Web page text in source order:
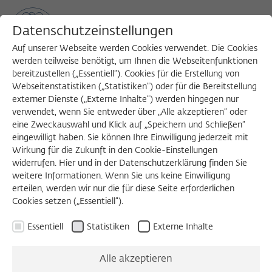
MENU
Search
Datenschutzeinstellungen
Auf unserer Webseite werden Cookies verwendet. Die Cookies
werden teilweise benötigt, um Ihnen die Webseitenfunktionen
bereitzustellen („Essentiell“). Cookies für die Erstellung von
Webseitenstatistiken („Statistiken“) oder für die Bereitstellung
externer Dienste („Externe Inhalte“) werden hingegen nur
verwendet, wenn Sie entweder über „Alle akzeptieren“ oder
eine Zweckauswahl und Klick auf „Speichern und Schließen“
eingewilligt haben. Sie können Ihre Einwilligung jederzeit mit
Wirkung für die Zukunft in den Cookie-Einstellungen
widerrufen. Hier und in der Datenschutzerklärung finden Sie
weitere Informationen. Wenn Sie uns keine Einwilligung
erteilen, werden wir nur die für diese Seite erforderlichen
Cookies setzen („Essentiell“).
Essentiell Statistiken Externe Inhalte
Alle akzeptieren